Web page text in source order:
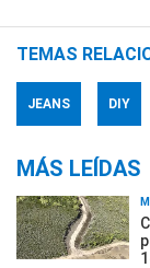
TEMAS
JEANS DIY
MÁS LEÍDAS